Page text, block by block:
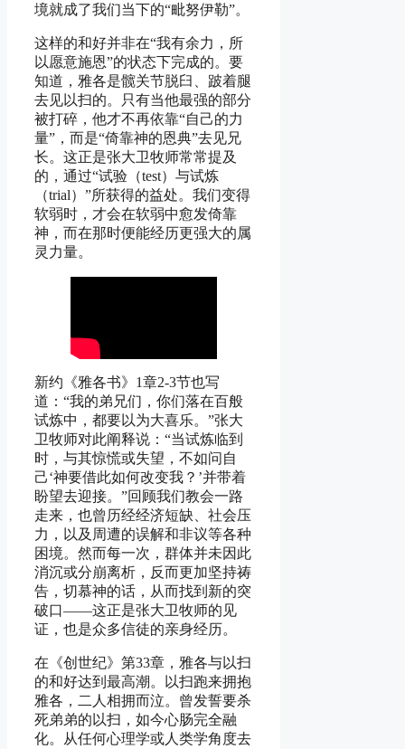
境就成了我们当下的“毗努伊勒”。
这样的和好并非在“我有余力，所
以愿意施恩”的状态下完成的。要
知道，雅各是髋关节脱臼、跛着腿
去见以扫的。只有当他最强的部分
被打碎，他才不再依靠“自己的力
量”，而是“倚靠神的恩典”去见兄
长。这正是张大卫牧师常常提及
的，通过“试验（test）与试炼
（trial）”所获得的益处。我们变得
软弱时，才会在软弱中愈发倚靠
神，而在那时便能经历更强大的属
灵力量。
新约《雅各书》1章2-3节也写
道：“我的弟兄们，你们落在百般
试炼中，都要以为大喜乐。”张大
卫牧师对此阐释说：“当试炼临到
时，与其惊慌或失望，不如问自
己‘神要借此如何改变我？’并带着
盼望去迎接。”回顾我们教会一路
走来，也曾历经经济短缺、社会压
力，以及周遭的误解和非议等各种
困境。然而每一次，群体并未因此
消沉或分崩离析，反而更加坚持祷
告，切慕神的话，从而找到新的突
破口——这正是张大卫牧师的见
证，也是众多信徒的亲身经历。
在《创世纪》第33章，雅各与以扫
的和好达到最高潮。以扫跑来拥抱
雅各，二人相拥而泣。曾发誓要杀
死弟弟的以扫，如今心肠完全融
化。从任何心理学或人类学角度去